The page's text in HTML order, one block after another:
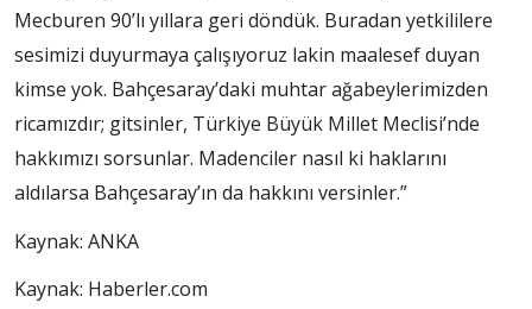
Mecburen 90’lı yıllara geri döndük. Buradan yetkililere
sesimizi duyurmaya çalışıyoruz lakin maalesef duyan
kimse yok. Bahçesaray’daki muhtar ağabeylerimizden
ricamızdır; gitsinler, Türkiye Büyük Millet Meclisi’nde
hakkımızı sorsunlar. Madenciler nasıl ki haklarını
aldılarsa Bahçesaray’ın da hakkını versinler.”
Kaynak: ANKA
Kaynak: Haberler.com